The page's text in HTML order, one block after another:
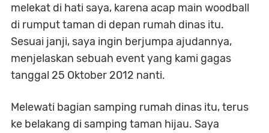
melekat di hati saya, karena acap main woodball
di rumput taman di depan rumah dinas itu.
Sesuai janji, saya ingin berjumpa ajudannya,
menjelaskan sebuah event yang kami gagas
tanggal 25 Oktober 2012 nanti.
Melewati bagian samping rumah dinas itu, terus
ke belakang di samping taman hijau. Saya